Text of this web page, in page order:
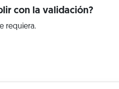
con la validación?
requiera.